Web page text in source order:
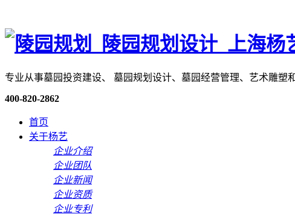
专业从事墓园投资建设、 墓园规划设计、墓园经营管理、艺术雕塑
400-820-2862
首页
关于杨艺
企业介绍
企业团队
企业新闻
企业资质
企业专利